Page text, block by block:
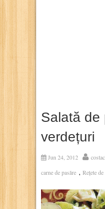
Salată de
verdețuri
Jun 24, 2012
carne de pasăre , Rețete de